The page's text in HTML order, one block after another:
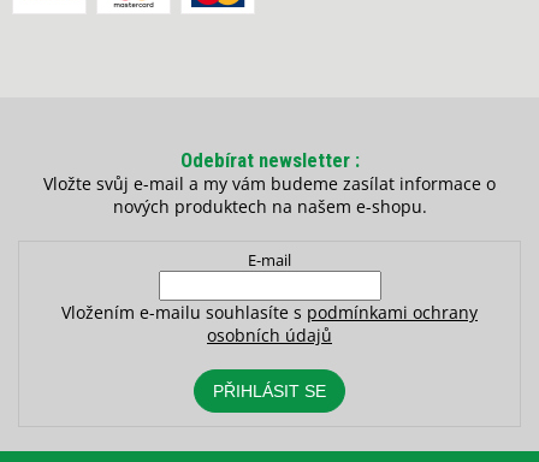
Odebírat newsletter
Vložte svůj e-mail a my vám budeme zasílat informace o
nových produktech na našem e-shopu.
E-mail
Vložením e-mailu souhlasíte s podmínkami ochrany
osobních údajů
PŘIHLÁSIT SE